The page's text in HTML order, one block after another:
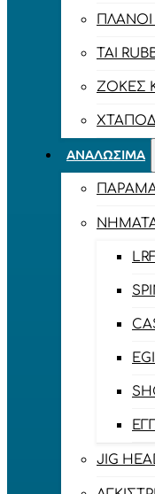
ΠΛΆΝΟΙ
TAI
ΖΌΚΕΣ
ΑΝΑΛΏΣΙΜΑ
JIG